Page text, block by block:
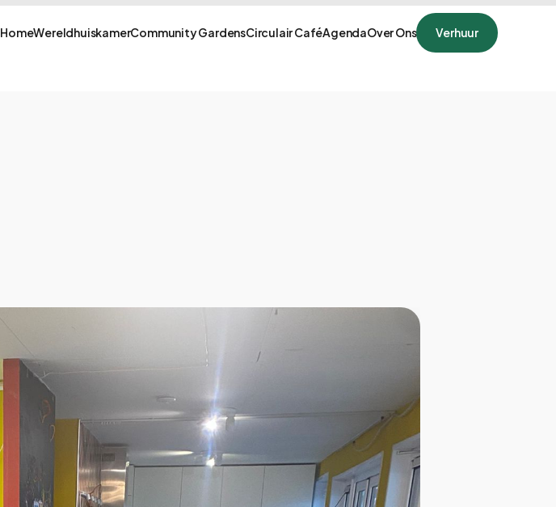
HomeWereldhuiskamerCommunity GardensCirculair CaféAgendaOver Ons Verhuur